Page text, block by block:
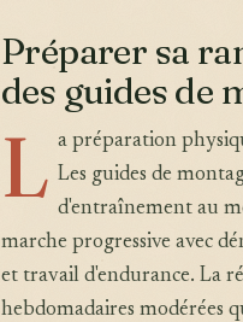
Préparer sa
des guides de
L a préparation
Les guides de
d'entraînement au
marche progressive avec
et travail d'endurance. La
hebdomadaires modérées